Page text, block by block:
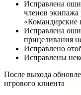
Исправлена
членов экипажа
«Командирские
Исправлена
прицеливания
Исправлено
Исправлены
После выхода
игрового клиента